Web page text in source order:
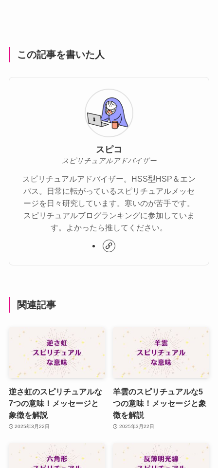
この記事を書いた人
スピコ
スピリチュアルアドバイザー
スピリチュアルアドバイザー。HSS型HSP＆エン
パス。日常に転がっているスピリチュアルメッセ
ージを日々研究しています。寒いのが苦手です。
スピリチュアルブログランキングに参加していま
す。よかったら推してください。
関連記事
逆さ虹のスピリチュアルな
7つの意味！メッセージと
象徴を解説
2025年3月22日
羊雲のスピリチュアルな5
つの意味！メッセージと象
徴を解説
2025年3月22日